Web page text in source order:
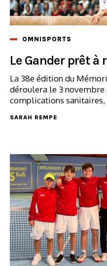
OMNISPORTS
Le Gander prêt à
La 38e édition du
déroulera le 3
complications sanitaires,
SARAH REMPE